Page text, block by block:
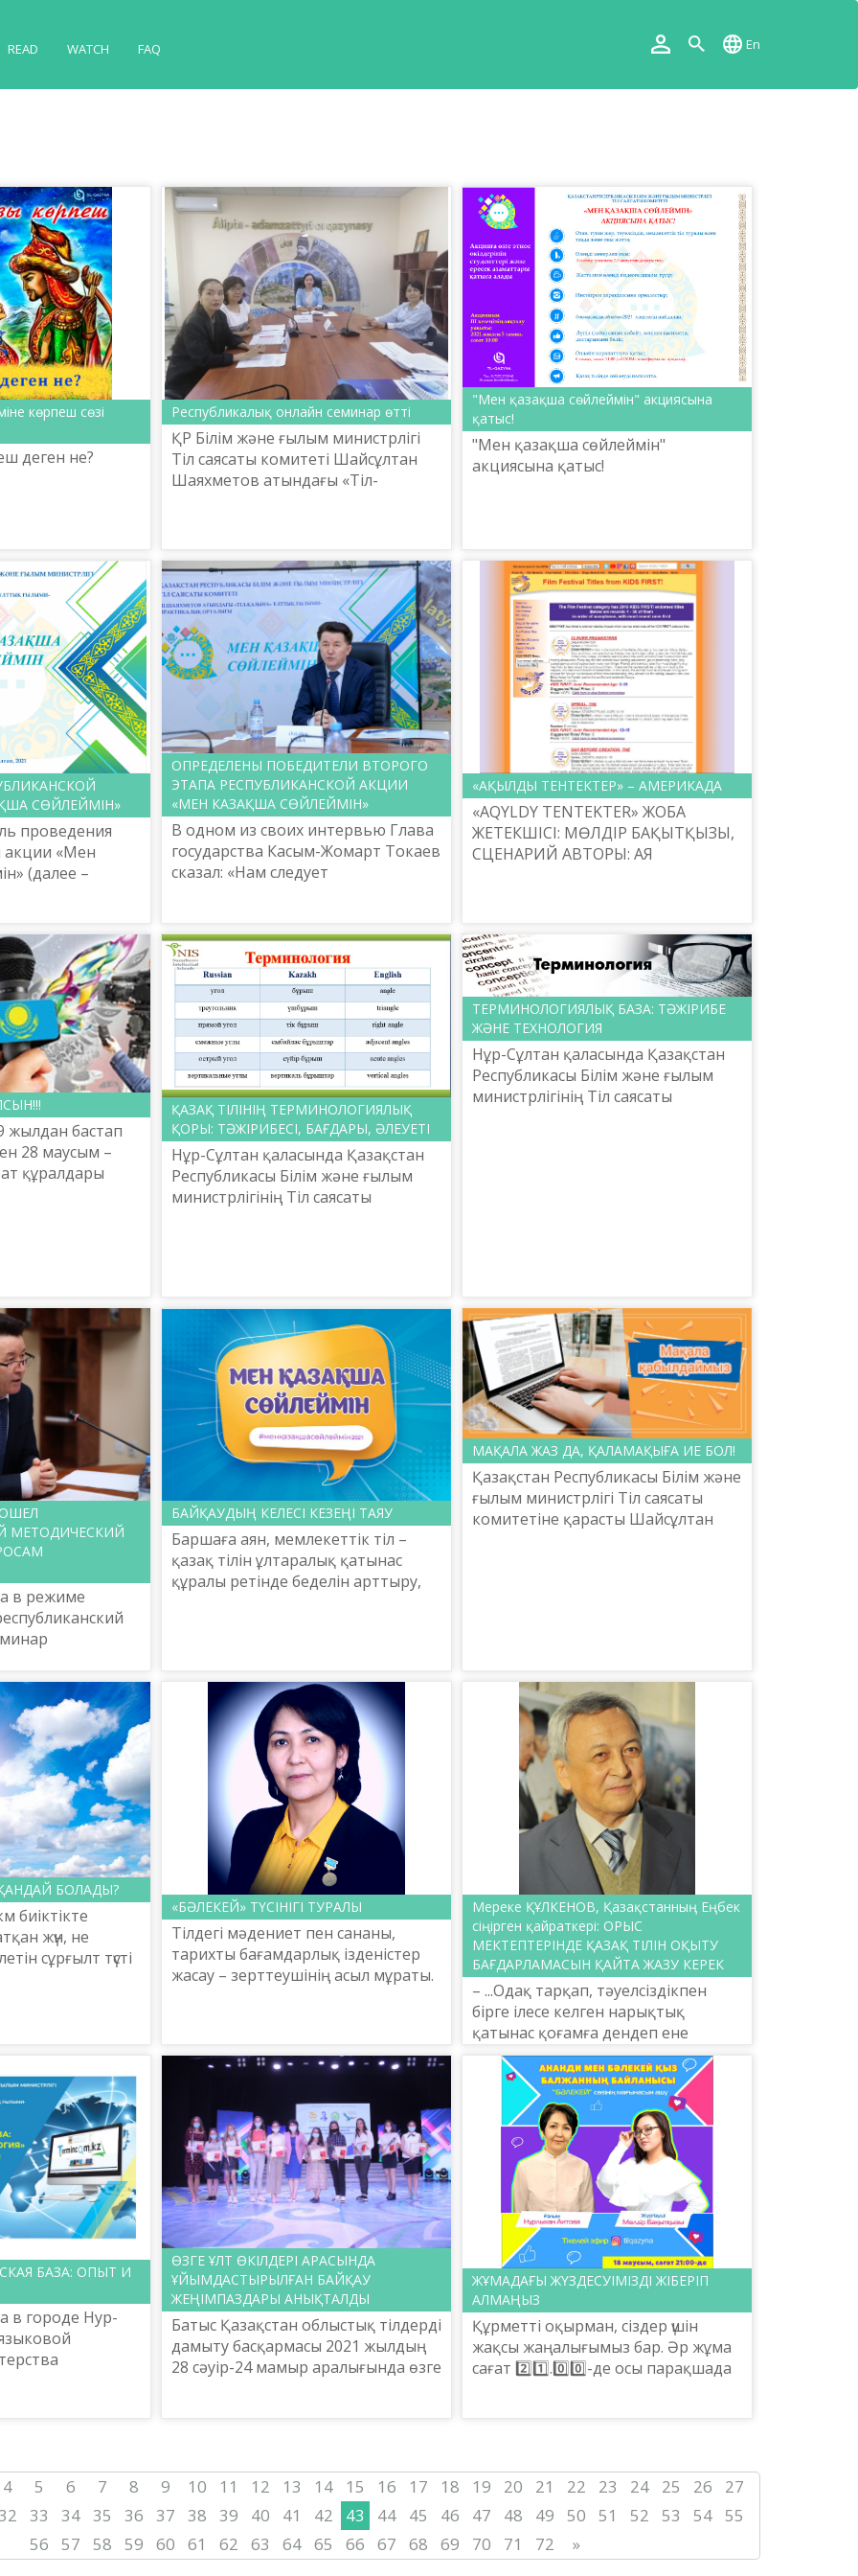
READ WATCH FAQ En
көрпеш сөзі
деген не?
Республикалық онлайн семинар өтті
ҚР Білім және ғылым министрлігі
Тіл саясаты комитеті Шайсұлтан
Шаяхметов атындағы «Тіл-
тілдерді оқыт...
"Мен қазақша сөйлеймін" акциясына
қатыс!
"Мен қазақша сөйлеймін"
акциясына қатыс!
СӨЙЛЕЙМІН»
проведения
акции «Мен
(далее –
казах...
ОПРЕДЕЛЕНЫ ПОБЕДИТЕЛИ ВТОРОГО
ЭТАПА РЕСПУБЛИКАНСКОЙ АКЦИИ
«МЕН КАЗАҚША СӨЙЛЕЙМІН»
В одном из своих интервью Глава
государства Касым-Жомарт Токаев
сказал: «Нам следует
хорошо владеющих казахским
языком. ...
«АҚЫЛДЫ ТЕНТЕКТЕР» – АМЕРИКАДА
«AQYLDY TENTEKTER» ЖОБА
ЖЕТЕКШІСІ: МӨЛДІР БАҚЫТҚЫЗЫ,
СЦЕНАРИЙ АВТОРЫ: АЯ
НҰРЛЫХАН АИТОВА, САЗГЕР: ...
жылдан бастап
28 маусым –
құралдары
ҚАЗАҚ ТІЛІНІҢ ТЕРМИНОЛОГИЯЛЫҚ
ҚОРЫ: ТӘЖІРИБЕСІ, БАҒДАРЫ, ӘЛЕУЕТІ
Нұр-Сұлтан қаласында Қазақстан
Республикасы Білім және ғылым
министрлігінің Тіл саясаты
ТЕРМИНОЛОГИЯЛЫҚ БАЗА: ТӘЖІРИБЕ
ЖӘНЕ ТЕХНОЛОГИЯ
Нұр-Сұлтан қаласында Қазақстан
Республикасы Білім және ғылым
министрлігінің Тіл саясаты
МЕТОДИЧЕСКИЙ
в режиме
политики
БАЙҚАУДЫҢ КЕЛЕСІ КЕЗЕҢІ ТАЯУ
Баршаға аян, мемлекеттік тіл –
қазақ тілін ұлтаралық қатынас
құралы ретінде беделін арттыру,
МАҚАЛА ЖАЗ ДА, ҚАЛАМАҚЫҒА ИЕ БОЛ!
Қазақстан Республикасы Білім және
ғылым министрлігі Тіл саясаты
комитетіне қарасты Шайсұлтан
БОЛАДЫ?
биіктікте
жүн, не
сұрғылт түсті
«БӘЛЕКЕЙ» ТҮСІНІГІ ТУРАЛЫ
Тілдегі мәдениет пен сананы,
тарихты бағамдарлық ізденістер
жасау – зерттеушінің асыл мұраты.
Мереке ҚҰЛКЕНОВ, Қазақстанның Еңбек
сіңірген қайраткері: ОРЫС
МЕКТЕПТЕРІНДЕ ҚАЗАҚ ТІЛІН ОҚЫТУ
БАҒДАРЛАМАСЫН ҚАЙТА ЖАЗУ КЕРЕК
– ...Одақ тарқап, тәуелсіздікпен
бірге ілесе келген нарықтық
қатынас қоғамға дендеп ене
бастады. Соның салдарынан елдің
әл-ауқаты ептеп әлсірегенімен,
рухы түсе қойған жоқ. 90...
БАЗА: ОПЫТ И
в городе Нур-
ӨЗГЕ ҰЛТ ӨКІЛДЕРІ АРАСЫНДА
ҰЙЫМДАСТЫРЫЛҒАН БАЙҚАУ
ЖЕҢІМПАЗДАРЫ АНЫҚТАЛДЫ
Батыс Қазақстан облыстық тілдерді
дамыту басқармасы 2021 жылдың
28 сәуір-24 мамыр аралығында өзге
ЖҰМАДАҒЫ ЖҮЗДЕСУІМІЗДІ ЖІБЕРІП
АЛМАҢЫЗ
Құрметті оқырман, сіздер үшін
жақсы жаңалығымыз бар. Әр жұма
сағат 2️⃣1️⃣.0️⃣0️⃣-де осы парақшада
4 5 6 7 8 9 10 11 12 13 14 15 16 17 18 19 20 21 22 23 24 25 26
27
33 34 35 36 37 38 39 40 41 42 43 44 45 46 47 48 49 50 51 52 53 54 55
56
57 58 59 60 61 62 63 64 65 66 67 68 69 70 71 72 »